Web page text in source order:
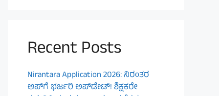
Recent Posts
Nirantara Application 2026: ನಿರಂತರ
ಆಪ್‌ಗೆ ಭರ್ಜರಿ ಅಪ್‌ಡೇಟ್! ಶಿಕ್ಷಕರೇ